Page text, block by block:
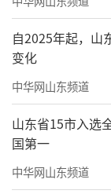
自2025年起，山
变化
中华网山东频道
山东省15市入选
国第一
中华网山东频道